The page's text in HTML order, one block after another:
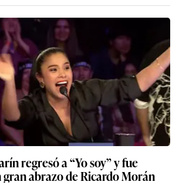
regresó a “Yo soy” y fue
abrazo de Ricardo Morán